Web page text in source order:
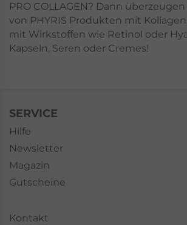
PRO COLLAGEN? Dann
von PHYRIS Produkten mit
mit Wirkstoffen wie Retinol oder
Kapseln, Seren oder Cremes!
SERVICE
Hilfe
Newsletter
Magazin
Gutscheine
Kontakt